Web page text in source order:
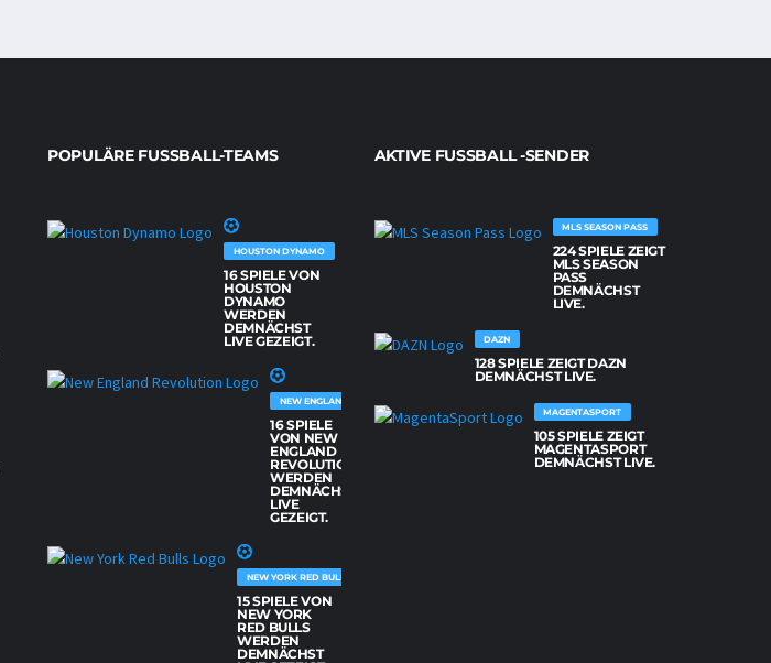
POPULÄRE FUSSBALL-TEAMS
HOUSTON DYNAMO
16 SPIELE VON
HOUSTON
DYNAMO
WERDEN
DEMNÄCHST
LIVE GEZEIGT.
NEW ENGLAND REVOLUTION
16 SPIELE
VON NEW
ENGLAND
REVOLUTION
WERDEN
DEMNÄCHST
LIVE
GEZEIGT.
NEW YORK RED BULLS
15 SPIELE VON
NEW YORK
RED BULLS
WERDEN
DEMNÄCHST
AKTIVE FUSSBALL -SENDER
MLS SEASON PASS
224 SPIELE ZEIGT
MLS SEASON
PASS
DEMNÄCHST
LIVE.
DAZN
128 SPIELE ZEIGT DAZN
DEMNÄCHST LIVE.
MAGENTASPORT
105 SPIELE ZEIGT
MAGENTASPORT
DEMNÄCHST LIVE.